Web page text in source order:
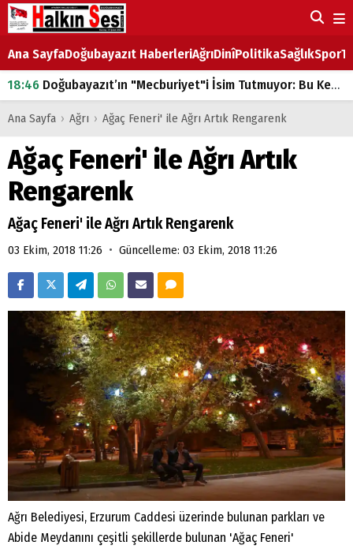
Ana SayfaDoğubayazıt HaberleriAğrıDinîPolitikaSağlıkSpor
18:46 Doğubayazıt’ın "Mecburiyet"i İsim Tutmuyor: Bu Kez de Mem u Zîn Oldu!
07:53Doğubayazıt’ta Ekmek Fiyatlarına Zam
07:16 Doğubayazıt'ta çocukların sırtındaki ağır yük
07:00DEVLET ve HÜKÜMET
18:29ÇARŞI CADDESİ YAZ BOZ TAHTASI
Ana Sayfa › Ağrı › Ağaç Feneri' ile Ağrı Artık Rengarenk
Ağaç Feneri' ile Ağrı Artık
Rengarenk
Ağaç Feneri' ile Ağrı Artık Rengarenk
03 Ekim, 2018 11:26 • Güncelleme: 03 Ekim, 2018 11:26
Ağrı Belediyesi, Erzurum Caddesi üzerinde bulunan parkları ve
Abide Meydanını çeşitli şekillerde bulunan 'Ağaç Feneri'